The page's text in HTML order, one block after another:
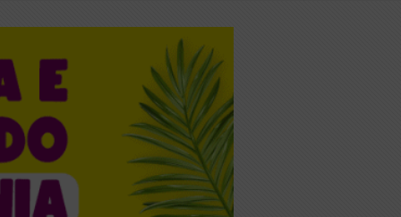
críticas sobre finanças
e pedagógico infantil